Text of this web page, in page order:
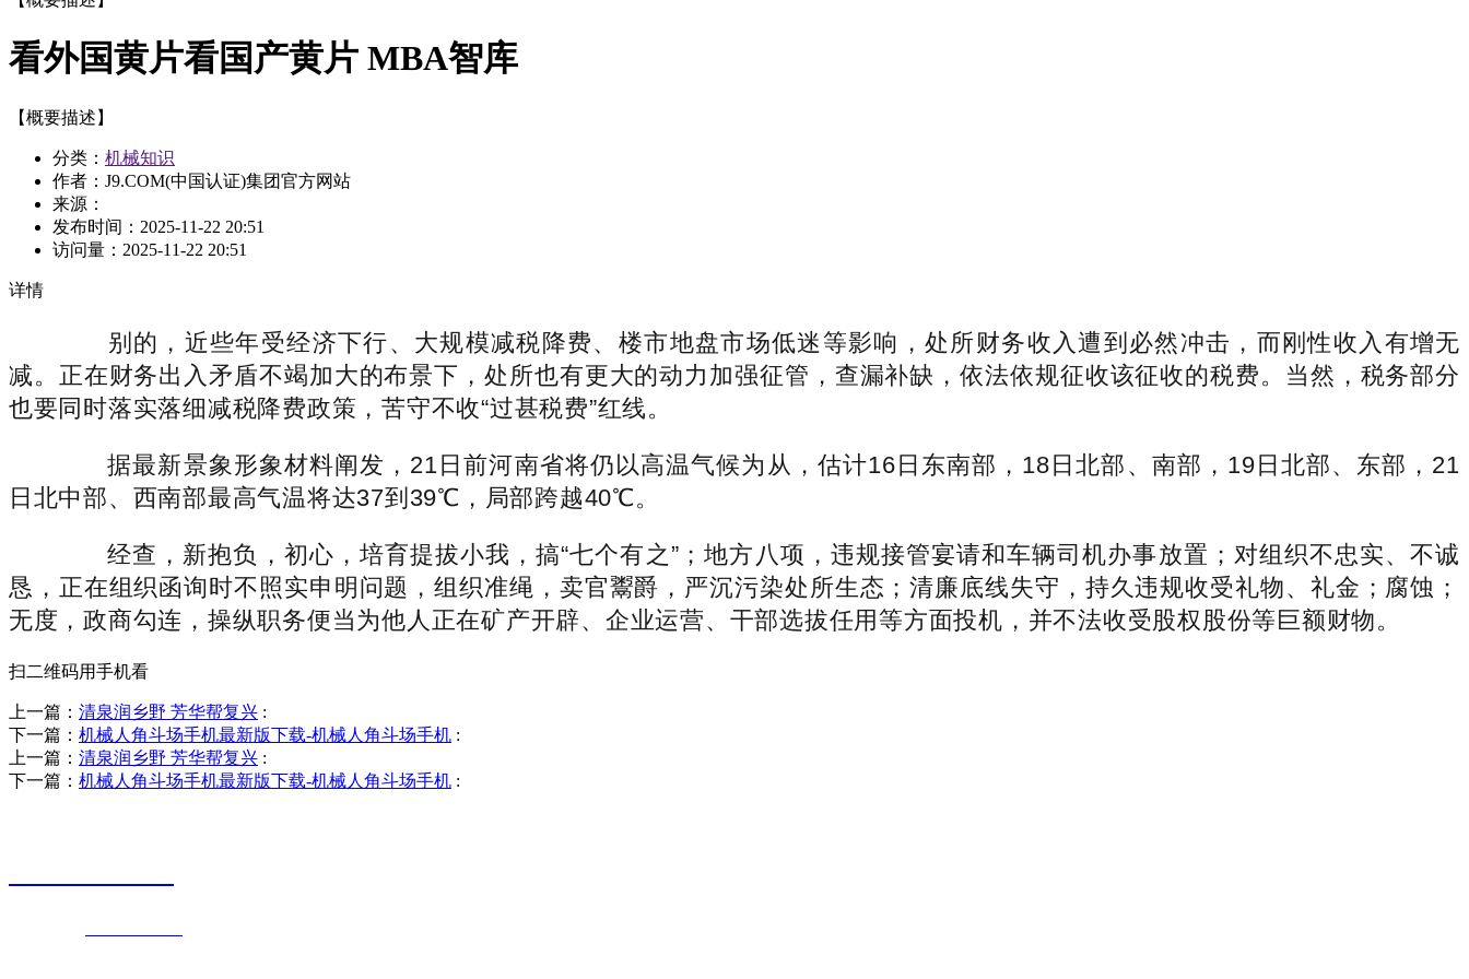
看外国黄片看国产黄片 MBA智库
【概要描述】
分类： 机械知识
作者：J9.COM(中国认证)集团官方网站
来源：
发布时间： 2025-11-22 20:51
访问量： 2025-11-22 20:51
详情
别的，近些年受经济下行、大规模减税降费、楼市地盘市场低迷等影响，处所财务收入遭到必然冲击，而刚性收入有增无
减。正在财务出入矛盾不竭加大的布景下，处所也有更大的动力加强征管，查漏补缺，依法依规征收该征收的税费。当然，税务部分
也要同时落实落细减税降费政策，苦守不收“过甚税费”红线。
据最新景象形象材料阐发，21日前河南省将仍以高温气候为从，估计16日东南部，18日北部、南部，19日北部、东部，21
日北中部、西南部最高气温将达37到39℃，局部跨越40℃。
经查，新抱负，初心，培育提拔小我，搞“七个有之”；地方八项，违规接管宴请和车辆司机办事放置；对组织不忠实、不诚
恳，正在组织函询时不照实申明问题，组织准绳，卖官鬻爵，严沉污染处所生态；清廉底线失守，持久违规收受礼物、礼金；腐蚀；
无度，政商勾连，操纵职务便当为他人正在矿产开辟、企业运营、干部选拔任用等方面投机，并不法收受股权股份等巨额财物。
扫二维码用手机看
上一篇： 清泉润乡野 芳华帮复兴 :
下一篇： 机械人角斗场手机最新版下载-机械人角斗场手机 :
上一篇： 清泉润乡野 芳华帮复兴 :
下一篇： 机械人角斗场手机最新版下载-机械人角斗场手机 :